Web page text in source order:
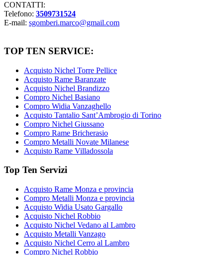
CONTATTI:
Telefono: 3509731524
E-mail: sgomberi.marco@gmail.com
TOP TEN SERVICE:
Acquisto Nichel Torre Pellice
Acquisto Rame Baranzate
Acquisto Nichel Brandizzo
Compro Nichel Basiano
Compro Widia Vanzaghello
Acquisto Tantalio Sant’Ambrogio di Torino
Compro Nichel Giussano
Compro Rame Bricherasio
Compro Metalli Novate Milanese
Acquisto Rame Villadossola
Top Ten Servizi
Acquisto Rame Monza e provincia
Compro Metalli Monza e provincia
Acquisto Widia Usato Gargallo
Acquisto Nichel Robbio
Acquisto Nichel Vedano al Lambro
Acquisto Metalli Vanzago
Acquisto Nichel Cerro al Lambro
Compro Nichel Robbio